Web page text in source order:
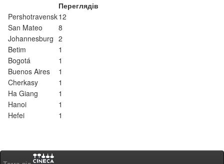
Переглядів
Pershotravensk12
San Mateo
8
Johannesburg 2
Betim
1
Bogotá
1
Buenos Aires
1
Cherkasy
1
Ha Giang
1
Hanoi
1
Hefei
1